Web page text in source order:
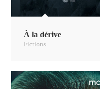
À la dérive
Fictions